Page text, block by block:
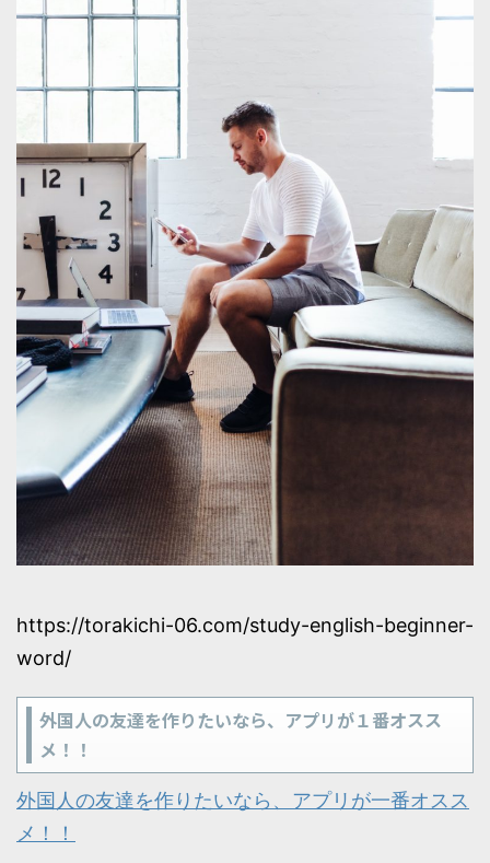
https://torakichi-06.com/study-english-beginner-
word/
外国人の友達を作りたいなら、アプリが１番オスス
メ！！
外国人の友達を作りたいなら、アプリが一番オスス
メ！！